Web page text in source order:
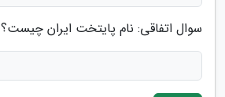
سوال اتفاقی: نام پایتخت ایران چیست؟